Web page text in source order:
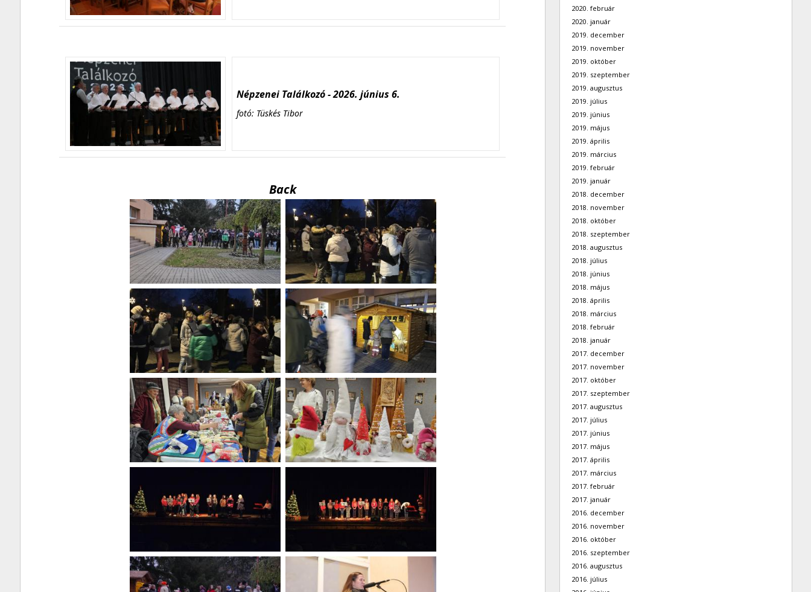
Népzenei Találkozó - 2026. június 6.
fotó: Tüskés Tibor
Back
2020. február
2020. január
2019. december
2019. november
2019. október
2019. szeptember
2019. augusztus
2019. július
2019. június
2019. május
2019. április
2019. március
2019. február
2019. január
2018. december
2018. november
2018. október
2018. szeptember
2018. augusztus
2018. július
2018. június
2018. május
2018. április
2018. március
2018. február
2018. január
2017. december
2017. november
2017. október
2017. szeptember
2017. augusztus
2017. július
2017. június
2017. május
2017. április
2017. március
2017. február
2017. január
2016. december
2016. november
2016. október
2016. szeptember
2016. augusztus
2016. július